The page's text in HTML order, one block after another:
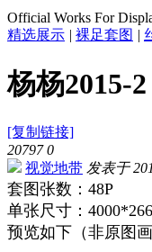
Official Works For
精选展示 | 裸足套图 |
杨杨2015-2
[复制链接]
20797 0
视觉地带 发表于
套图张数：48P
单张尺寸：
预览如下（非原图画